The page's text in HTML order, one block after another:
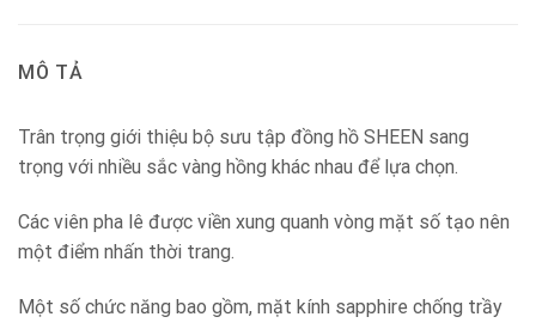
MÔ TẢ
Trân trọng giới thiệu bộ sưu tập đồng hồ SHEEN sang
trọng với nhiều sắc vàng hồng khác nhau để lựa chọn.
Các viên pha lê được viền xung quanh vòng mặt số tạo nên
một điểm nhấn thời trang.
Một số chức năng bao gồm, mặt kính sapphire chống trầy